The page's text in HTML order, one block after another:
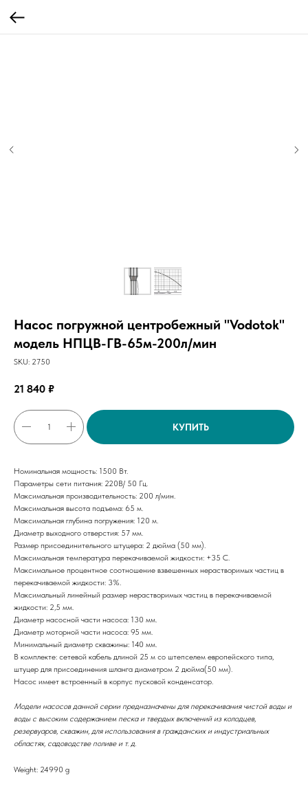
Насос погружной центробежный "Vodotok"
модель НПЦВ-ГВ-65м-200л/мин
SKU: 2750
21 840 ₽
КУПИТЬ
Номинальная мощность: 1500 Вт.
Параметры сети питания: 220В/ 50 Гц.
Максимальная производительность: 200 л/мин.
Максимальная высота подъема: 65 м.
Максимальная глубина погружения: 120 м.
Диаметр выходного отверстия: 57 мм.
Размер присоединительного штуцера: 2 дюйма (50 мм).
Максимальная температура перекачиваемой жидкости: +35 С.
Максимальное процентное соотношение взвешенных нерастворимых частиц в
перекачиваемой жидкости: 3%.
Максимальный линейный размер нерастворимых частиц в перекачиваемой
жидкости: 2,5 мм.
Диаметр насосной части насоса: 130 мм.
Диаметр моторной части насоса: 95 мм.
Минимальный диаметр скважины: 140 мм.
В комплекте: сетевой кабель длиной 25 м со штепселем европейского типа,
штуцер для присоединения шланга диаметром 2 дюйма(50 мм).
Насос имеет встроенный в корпус пусковой конденсатор.
Модели насосов данной серии предназначены для перекачивания чистой воды и
воды с высоким содержанием песка и твердых включений из колодцев,
резервуаров, скважин, для использования в гражданских и индустриальных
областях, садоводстве поливе и т. д.
Weight: 24990 g